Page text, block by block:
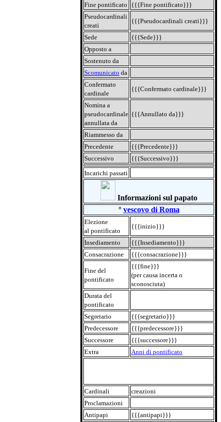
Fine pontificato
{{{Fine pontificato}}}
Pseudocardinali
creati
{{{Pseudocardinali creati}}}
Sede
{{{Sede}}}
Opposto a
Sostenuto da
Scomunicato da
Confermato
cardinale
{{{Confermato cardinale}}}
Nomina a
pseudocardinale
annullata da
{{{Annullato da}}}
Riammesso da
Precedente
{{{Precedente}}}
Successivo
{{{Successivo}}}
Incarichi passati
Informazioni sul papato
° vescovo di Roma
Elezione
al pontificato
{{{inizio}}}
Insediamento
{{{Insediamento}}}
Consacrazione
{{{consacrazione}}}
Fine del
pontificato
{{{fine}}}
(per causa incerta o
sconosciuta)
Durata del
pontificato
Segretario
{{{segretario}}}
Predecessore
{{{predecessore}}}
Successore
{{{successore}}}
Extra
Anni di pontificato
Cardinali
creazioni
Proclamazioni
Antipapi
{{{antipapi}}}